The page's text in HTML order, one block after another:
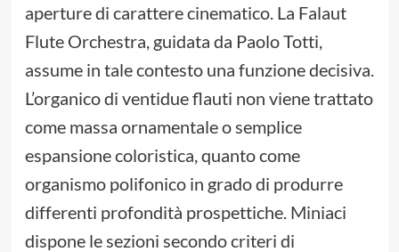
aperture di carattere cinematico. La Falaut
Flute Orchestra, guidata da Paolo Totti,
assume in tale contesto una funzione decisiva.
L’organico di ventidue flauti non viene trattato
come massa ornamentale o semplice
espansione coloristica, quanto come
organismo polifonico in grado di produrre
differenti profondità prospettiche. Miniaci
dispone le sezioni secondo criteri di